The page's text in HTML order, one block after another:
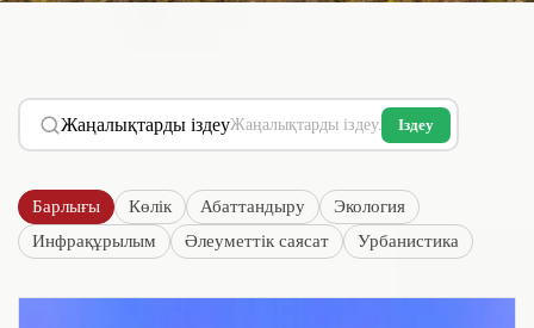
Жаңалықтарды іздеу Іздеу
Барлығы Көлік Абаттандыру
Экология
Инфрақұрылым
Әлеуметтік саясат Урбанистика